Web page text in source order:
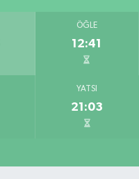
ÖĞLE
12:41
YATSI
21:03